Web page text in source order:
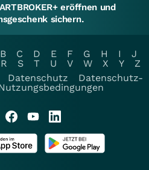
eröffnen und
sichern.
B C D E F G H I
J
R S T U V W X Y
Z
Datenschutz
Datenschutz-